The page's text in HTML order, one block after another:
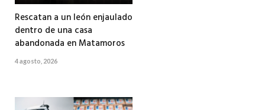
Rescatan a un león enjaulado
dentro de una casa
abandonada en Matamoros
4 agosto, 2026